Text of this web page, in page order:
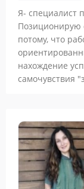
Я- специалист
Позиционирую
потому, что
нахождение
самочувствия